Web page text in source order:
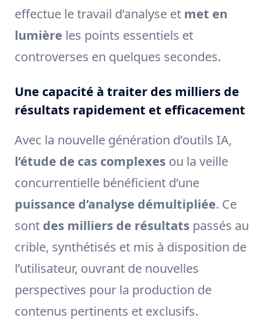
effectue le travail d’analyse et met en
lumière les points essentiels et
controverses en quelques secondes.
Une capacité à traiter des milliers de
résultats rapidement et efficacement
Avec la nouvelle génération d’outils IA,
l’étude de cas complexes ou la veille
concurrentielle bénéficient d’une
puissance d’analyse démultipliée. Ce
sont des milliers de résultats passés au
crible, synthétisés et mis à disposition de
l’utilisateur, ouvrant de nouvelles
perspectives pour la production de
contenus pertinents et exclusifs.